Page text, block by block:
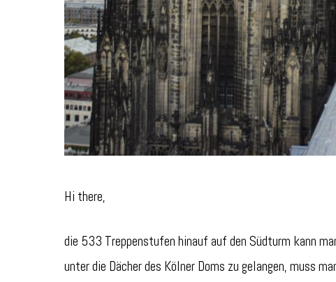
Hi there,
die 533 Treppenstufen hinauf auf den Südturm kann
unter die Dächer des Kölner Doms zu gelangen, muss